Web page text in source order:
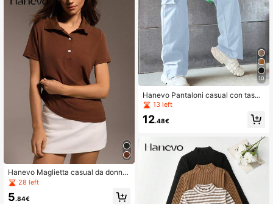
Hanevo Maglietta casual da donna
a maniche corte, collo polo a costin
e, tinta unita
28 left
5.84€
10
Hanevo Pantaloni casual con tasch
e utility in colore unito, vestibilità co
moda e regolare, per donne
13 left
12.48€